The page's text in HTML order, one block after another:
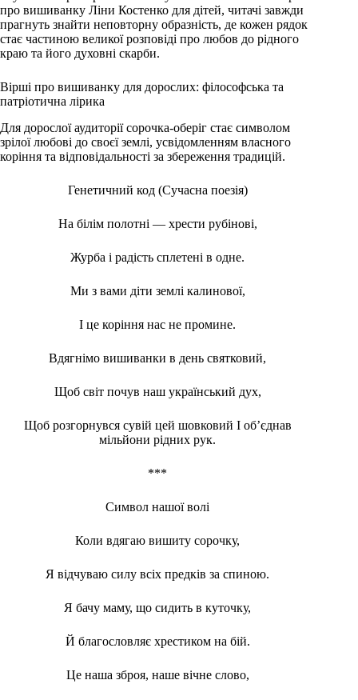
про вишиванку Ліни Костенко для дітей, читачі завжди
прагнуть знайти неповторну образність, де кожен рядок
стає частиною великої розповіді про любов до рідного
краю та його духовні скарби.
Вірші про вишиванку для дорослих: філософська та
патріотична лірика
Для дорослої аудиторії сорочка-оберіг стає символом
зрілої любові до своєї землі, усвідомленням власного
коріння та відповідальності за збереження традицій.
Генетичний код (Сучасна поезія)
На білім полотні — хрести рубінові,
Журба і радість сплетені в одне.
Ми з вами діти землі калинової,
І це коріння нас не промине.
Вдягнімо вишиванки в день святковий,
Щоб світ почув наш український дух,
Щоб розгорнувся сувій цей шовковий І об’єднав
мільйони рідних рук.
***
Символ нашої волі
Коли вдягаю вишиту сорочку,
Я відчуваю силу всіх предків за спиною.
Я бачу маму, що сидить в куточку,
Й благословляє хрестиком на бій.
Це наша зброя, наше вічне слово,